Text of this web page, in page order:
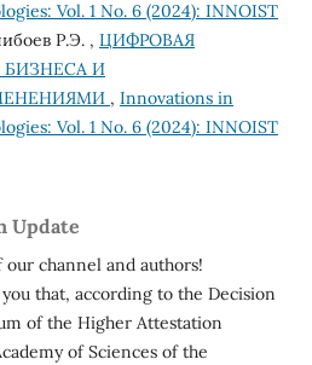
Vol. 1 No. 6 (2024): INNOIST
Р.Э. , ЦИФРОВАЯ
И
, Innovations in
Vol. 1 No. 6 (2024): INNOIST
Update
channel and authors!
that, according to the Decision
of the Higher Attestation
of Sciences of the